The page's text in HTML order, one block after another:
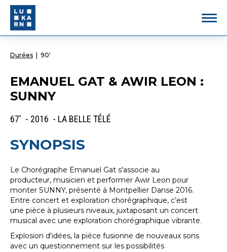
Durées 90'
EMANUEL GAT & AWIR LEON :
SUNNY
67' - 2016 - LA BELLE TÉLÉ
SYNOPSIS
Le Chorégraphe Emanuel Gat s'associe au
producteur, musicien et performer Awir Leon pour
monter SUNNY, présenté à Montpellier Danse 2016.
Entre concert et exploration chorégraphique, c’est
une pièce à plusieurs niveaux, juxtaposant un concert
musical avec une exploration chorégraphique vibrante.
Explosion d'idées, la pièce fusionne de nouveaux sons
avec un questionnement sur les possibilités